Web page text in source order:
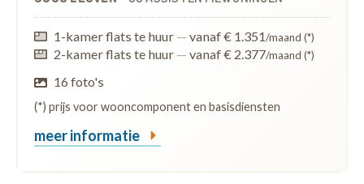
1-kamer flats te huur — vanaf € 1.351/maand (*)
2-kamer flats te huur — vanaf € 2.377/maand (*)
16 foto's
(*) prijs voor wooncomponent en basisdiensten
meer informatie